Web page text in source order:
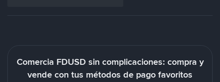
Comercia FDUSD sin complicaciones: compra y
vende con tus métodos de pago favoritos